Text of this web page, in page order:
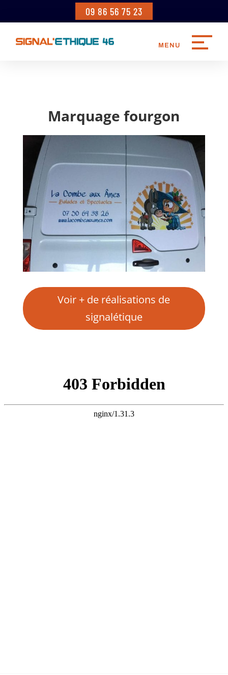
09 86 56 75 23
Marquage fourgon
Voir + de réalisations de
signalétique